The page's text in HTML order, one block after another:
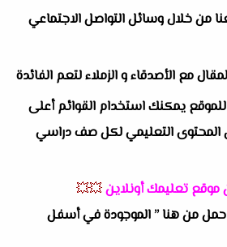
من خلال وسائل التواصل الاجتماعي
مع الأصدقاء و الزملاء لتعم الفائدة
للموقع يمكنك استخدام القوائم أعلى
المحتوى التعليمي لكل صف دراسي
تعليمك أونلاين💥💥
من هنا ” الموجودة في أسفل